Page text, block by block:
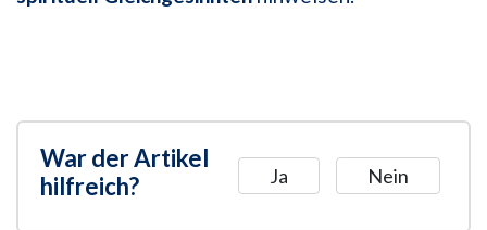
War der Artikel
hilfreich?
Ja Nein